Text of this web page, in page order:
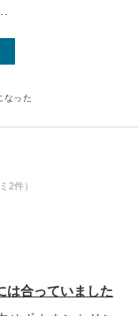
なった
2件）
は合っていました